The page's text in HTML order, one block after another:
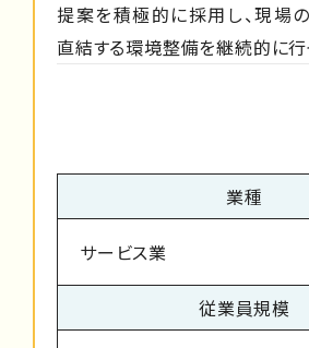
提案を積極的に採用し、現場
直結する環境整備を継続的に行
業種
サービス業
従業員規模